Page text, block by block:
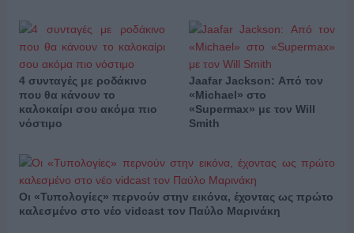
4 συνταγές με ροδάκινο
που θα κάνουν το
καλοκαίρι σου ακόμα πιο
νόστιμο
Jaafar Jackson: Από τον
«Michael» στο
«Supermax» με τον Will
Smith
Οι «Τυπολογίες» περνούν στην εικόνα, έχοντας ως πρώτο
καλεσμένο στο νέο vidcast τον Παύλο Μαρινάκη